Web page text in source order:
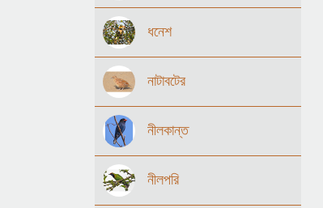
ধনেশ
নাটাবটের
নীলকান্ত
নীলপরি